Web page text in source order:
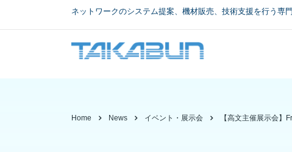
ネットワークのシステム提案、機材販売、技術支援を行う専
Home News イベント・展示会 【高文主催展示会】